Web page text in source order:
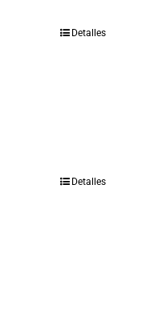
Detalles
Detalles